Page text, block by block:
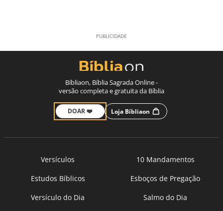
Bíbliaon, Bíblia Sagrada Online -
versão completa e gratuita da Bíblia
DOAR ❤️ Loja Bíbliaon
Versículos
10 Mandamentos
Estudos Bíblicos
Esboços de Pregação
Versículo do Dia
Salmo do Dia